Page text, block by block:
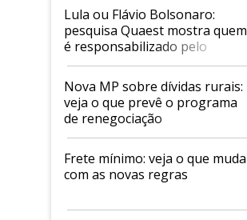
Lula ou Flávio Bolsonaro:
pesquisa Quaest mostra quem
é responsabilizado pelo
tarifaço dos EUA
Nova MP sobre dívidas rurais:
veja o que prevê o programa
de renegociação
Frete mínimo: veja o que muda
com as novas regras